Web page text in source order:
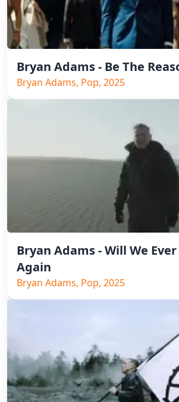
Bryan Adams - Be The
Bryan Adams, Pop, 2025
Bryan Adams - Will We
Again
Bryan Adams, Pop, 2025